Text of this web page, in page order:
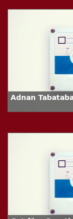
Adnan